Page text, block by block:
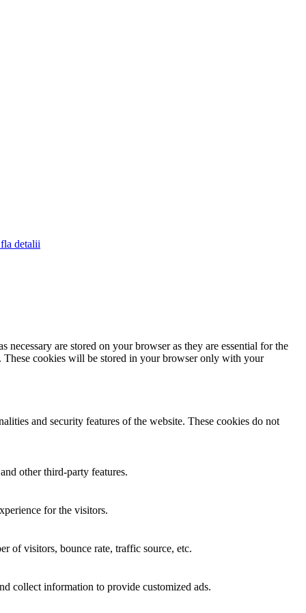
detalii
are stored on your browser as they are essential for the
These cookies will be stored in your browser only with your
and security features of the website. These cookies do not
other third-party features.
for the visitors.
of visitors, bounce rate, traffic source, etc.
collect information to provide customized ads.